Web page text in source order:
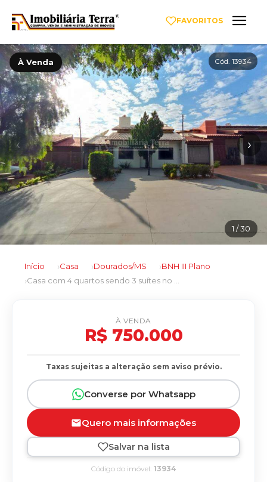
FAVORITOS
À Venda Cód. 13934
‹ ›
1 / 30
Início Casa Dourados/MS
BNH III Plano
À VENDA
R$ 750.000
Taxas sujeitas a alteração sem aviso prévio.
Converse por Whatsapp
Quero mais informações
Salvar na lista
Código do imóvel: 13934